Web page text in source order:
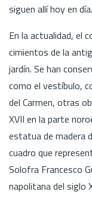
siguen allí hoy en día.
En la actualidad, el
cimientos de la
jardín. Se han
como el vestíbulo,
del Carmen, otras
XVII en la parte
estatua de madera
cuadro que
Solofra Francesco
napolitana del siglo